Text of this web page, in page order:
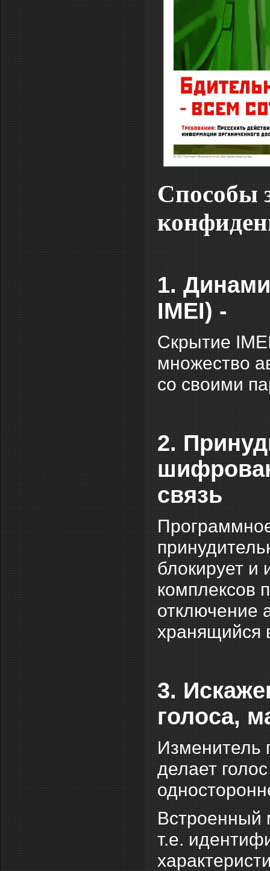
Способы
1.
IMEI) -
Скрытие
множество
со своими
2.
связь
блокирует и
комплексов
отключение
хранящийся
3.
голоса,
Изменитель
делает
Встроенный
т.е.